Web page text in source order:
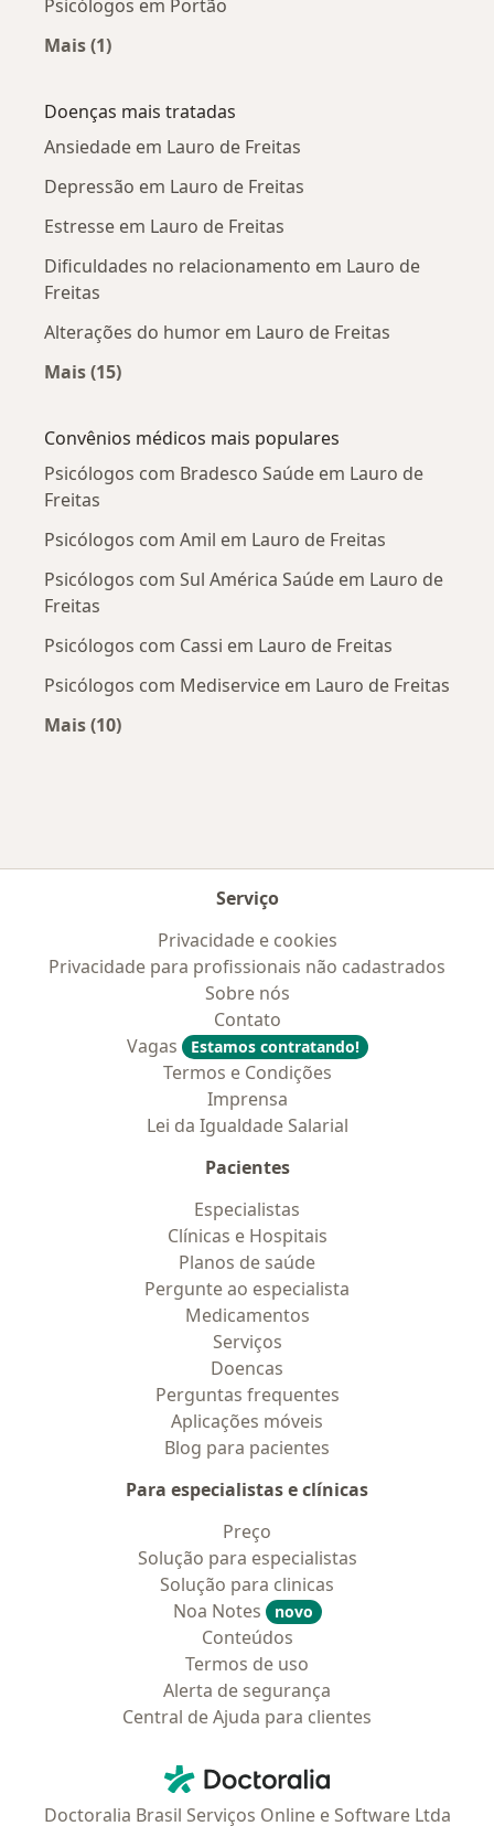
Psicólogos em Portão
Mais (1)
Doenças mais tratadas
Ansiedade em Lauro de Freitas
Depressão em Lauro de Freitas
Estresse em Lauro de Freitas
Dificuldades no relacionamento em Lauro de
Freitas
Alterações do humor em Lauro de Freitas
Mais (15)
Convênios médicos mais populares
Psicólogos com Bradesco Saúde em Lauro de
Freitas
Psicólogos com Amil em Lauro de Freitas
Psicólogos com Sul América Saúde em Lauro de
Freitas
Psicólogos com Cassi em Lauro de Freitas
Psicólogos com Mediservice em Lauro de Freitas
Mais (10)
Serviço
Privacidade e cookies
Privacidade para profissionais não cadastrados
Sobre nós
Contato
Vagas
Estamos contratando!
Termos e Condições
Imprensa
Lei da Igualdade Salarial
Pacientes
Especialistas
Clínicas e Hospitais
Planos de saúde
Pergunte ao especialista
Medicamentos
Serviços
Doencas
Perguntas frequentes
Aplicações móveis
Blog para pacientes
Para especialistas e clínicas
Preço
Solução para especialistas
Solução para clinicas
Noa Notes
novo
Conteúdos
Termos de uso
Alerta de segurança
Central de Ajuda para clientes
Doctoralia - Homepage
Doctoralia Brasil Serviços Online e Software Ltda